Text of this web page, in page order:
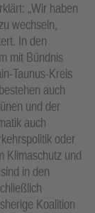
„Wir haben
wechseln,
In den
mit Bündnis
Taunus-Kreis
auch
und der
auch
oder
Klimaschutz und
in den
Koalition